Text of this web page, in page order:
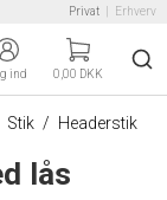
Privat Erhverv
ind 0,00 DKK
Stik / Headerstik
lås